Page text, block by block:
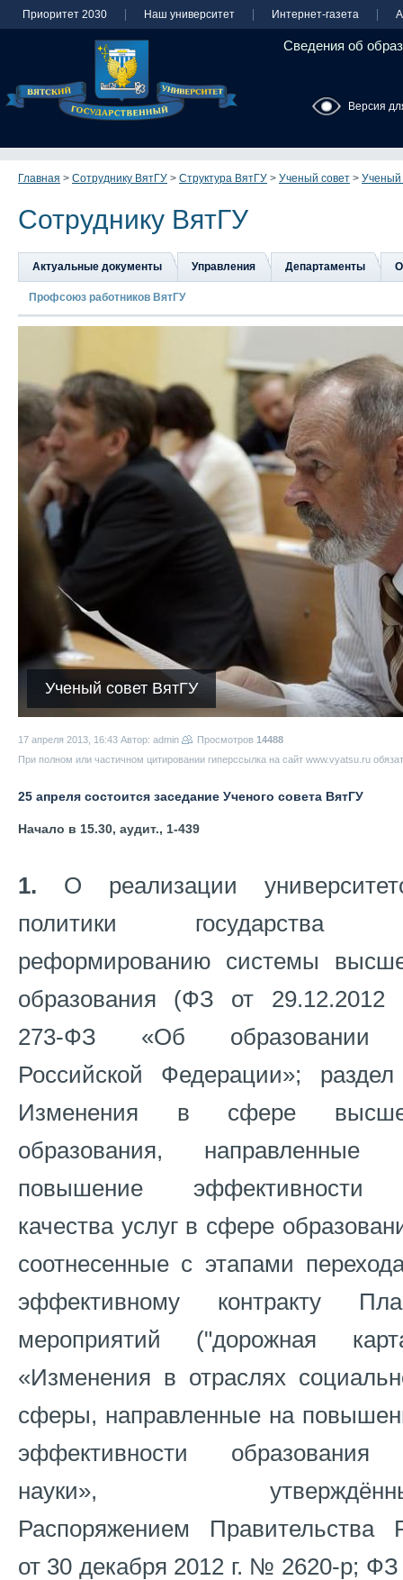
Приоритет 2030 Наш университет Интернет-газета
Сведения об
Версия
Главная > Сотруднику ВятГУ > Структура ВятГУ > Ученый совет > Ученый
Сотруднику ВятГУ
Актуальные документы Управления Департаменты
Профсоюз работников ВятГУ
Ученый совет ВятГУ
17 апреля 2013, 16:43 Автор: admin Просмотров 14488
При полном или частичном цитировании гиперссылка на сайт www.vyatsu.ru
25 апреля состоится заседание Ученого совета ВятГУ
Начало в 15.30, аудит., 1-439
1. О реализации
политики государства
реформированию системы
образования (ФЗ от
273-ФЗ «Об
Российской Федерации»;
Изменения в сфере
образования, направленные
повышение
качества услуг в сфере
соотнесенные с этапами
эффективному контракту
мероприятий ("дорожная
«Изменения в отраслях
сферы, направленные на
эффективности
науки»,
Распоряжением Правительства
от 30 декабря 2012 г. № 2620-р; ФЗ